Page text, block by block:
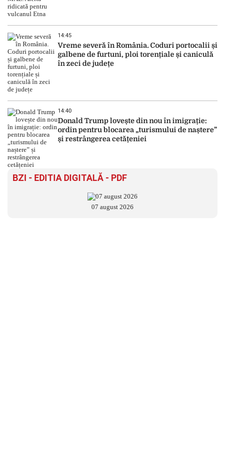
14:45
Vreme severă în România. Coduri portocalii și
galbene de furtuni, ploi torențiale și caniculă
în zeci de județe
14:40
Donald Trump lovește din nou în imigrație:
ordin pentru blocarea „turismului de naștere”
și restrângerea cetățeniei
BZI - EDITIA DIGITALĂ - PDF
07 august 2026